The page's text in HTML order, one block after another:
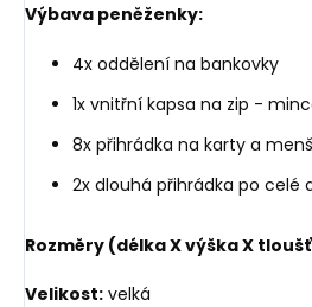
Výbava peněženky:
4x oddělení na bankovky
1x vnitřní kapsa na zip -
8x přihrádka na karty a
2x dlouhá přihrádka po celé
Rozměry (délka X výška X
Velikost: velká